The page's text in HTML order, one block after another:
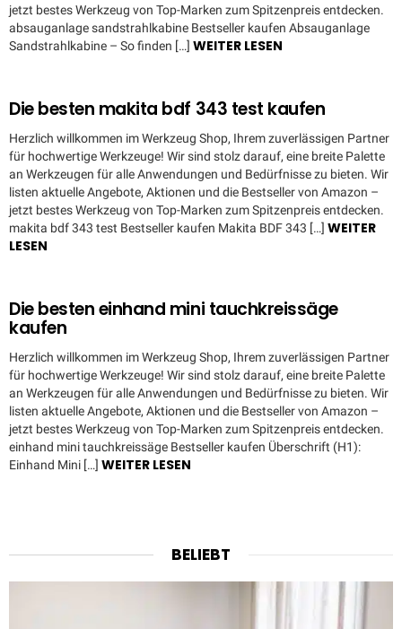
jetzt bestes Werkzeug von Top-Marken zum Spitzenpreis entdecken.
absauganlage sandstrahlkabine Bestseller kaufen Absauganlage
Sandstrahlkabine – So finden […] WEITER LESEN
Die besten makita bdf 343 test kaufen
Herzlich willkommen im Werkzeug Shop, Ihrem zuverlässigen Partner
für hochwertige Werkzeuge! Wir sind stolz darauf, eine breite Palette
an Werkzeugen für alle Anwendungen und Bedürfnisse zu bieten. Wir
listen aktuelle Angebote, Aktionen und die Bestseller von Amazon –
jetzt bestes Werkzeug von Top-Marken zum Spitzenpreis entdecken.
makita bdf 343 test Bestseller kaufen Makita BDF 343 […] WEITER
LESEN
Die besten einhand mini tauchkreissäge
kaufen
Herzlich willkommen im Werkzeug Shop, Ihrem zuverlässigen Partner
für hochwertige Werkzeuge! Wir sind stolz darauf, eine breite Palette
an Werkzeugen für alle Anwendungen und Bedürfnisse zu bieten. Wir
listen aktuelle Angebote, Aktionen und die Bestseller von Amazon –
jetzt bestes Werkzeug von Top-Marken zum Spitzenpreis entdecken.
einhand mini tauchkreissäge Bestseller kaufen Überschrift (H1):
Einhand Mini […] WEITER LESEN
BELIEBT